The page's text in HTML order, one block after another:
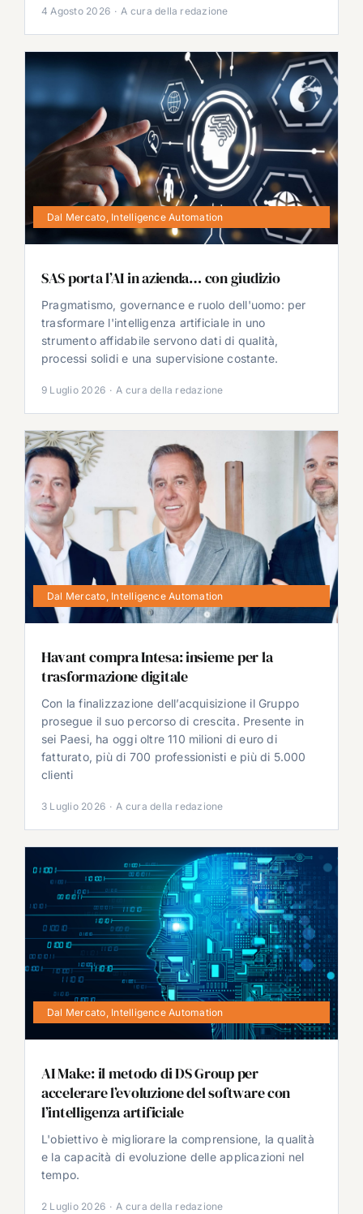
4 Agosto 2026 · A cura della redazione
Dal Mercato Intelligence Automation
SAS porta l’AI in azienda… con giudizio
Pragmatismo, governance e ruolo dell'uomo: per
trasformare l'intelligenza artificiale in uno
strumento affidabile servono dati di qualità,
processi solidi e una supervisione costante.
9 Luglio 2026 · A cura della redazione
Dal Mercato Intelligence Automation
Havant compra Intesa: insieme per la
trasformazione digitale
Con la finalizzazione dell’acquisizione il Gruppo
prosegue il suo percorso di crescita. Presente in
sei Paesi, ha oggi oltre 110 milioni di euro di
fatturato, più di 700 professionisti e più di 5.000
clienti
3 Luglio 2026 · A cura della redazione
Dal Mercato Intelligence Automation
AI Make: il metodo di DS Group per
accelerare l’evoluzione del software con
l’intelligenza artificiale
L'obiettivo è migliorare la comprensione, la qualità
e la capacità di evoluzione delle applicazioni nel
tempo.
2 Luglio 2026 · A cura della redazione